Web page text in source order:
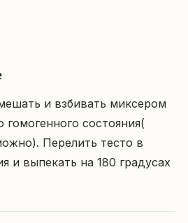
и взбивать миксером
состояния(
Перелить тесто в
и выпекать на 180 градусах